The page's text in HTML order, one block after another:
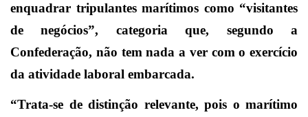
enquadrar tripulantes marítimos como “visitantes
de negócios”, categoria que, segundo a
Confederação, não tem nada a ver com o exercício
da atividade laboral embarcada.
“Trata-se de distinção relevante, pois o marítimo